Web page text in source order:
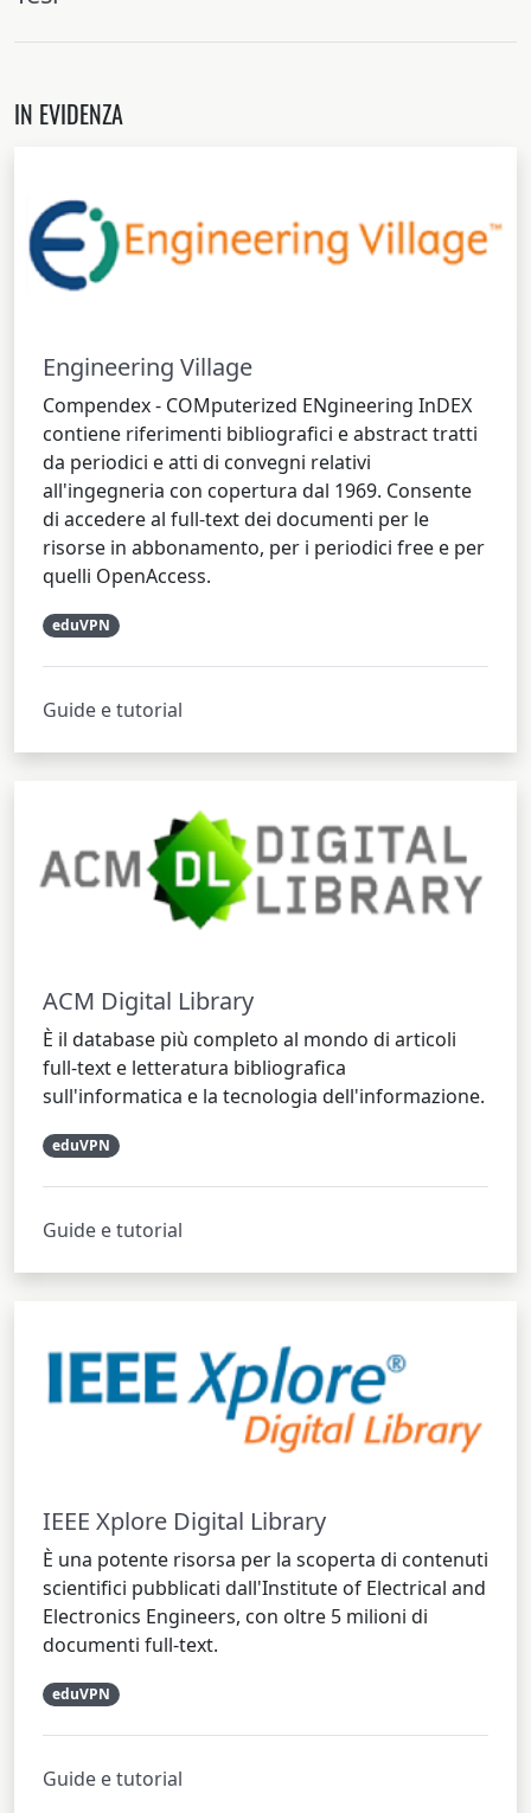
IN EVIDENZA
Engineering Village
Compendex - COMputerized ENgineering InDEX
contiene riferimenti bibliografici e abstract tratti
da periodici e atti di convegni relativi
all'ingegneria con copertura dal 1969. Consente
di accedere al full-text dei documenti per le
risorse in abbonamento, per i periodici free e per
quelli OpenAccess.
eduVPN
Guide e tutorial
ACM Digital Library
È il database più completo al mondo di articoli
full-text e letteratura bibliografica
sull'informatica e la tecnologia dell'informazione.
eduVPN
Guide e tutorial
IEEE Xplore Digital Library
È una potente risorsa per la scoperta di contenuti
scientifici pubblicati dall'Institute of Electrical and
Electronics Engineers, con oltre 5 milioni di
documenti full-text.
eduVPN
Guide e tutorial